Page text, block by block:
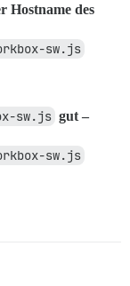
Hostname des
sw.js
sw.js gut –
sw.js